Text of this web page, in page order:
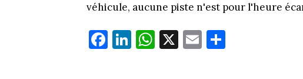
véhicule, aucune piste n'est pour l'heure
Fa
ce
Li
nk
W
ha
X E
m